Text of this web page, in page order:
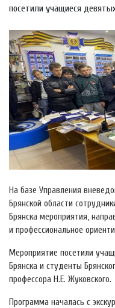
посетили учащиеся
На базе Управления
Брянской области
Брянска мероприятия,
и профессиональное
Мероприятие посетили
Брянска и студенты
профессора Н.Е. Жуковского.
Программа началась с